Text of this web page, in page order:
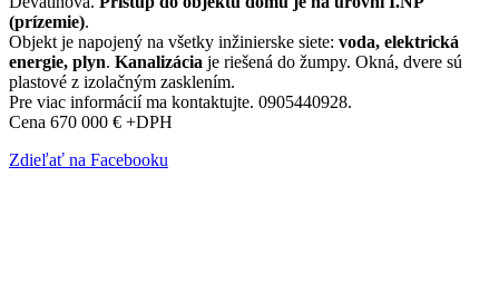
(prízemie).
Objekt je napojený na všetky inžinierske siete: voda, elektrická
energie, plyn. Kanalizácia je riešená do žumpy. Okná, dvere sú
plastové z izolačným zasklením.
Pre viac informácií ma kontaktujte. 0905440928.
Cena 670 000 € +DPH
Zdieľať na Facebooku